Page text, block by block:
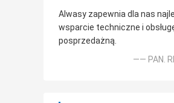
Alwasy zapewnia dla nas
wsparcie techniczne i
posprzedażną.
—— PAN.